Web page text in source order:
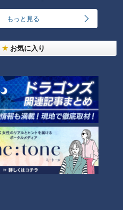
もっと見る
お気に入り
る
る？＞
へ侵入するのを防いでくれてい
液の少なさに原因がある可能性
よると、唾液力をUPするに
とが大切だそうです。
は？＞